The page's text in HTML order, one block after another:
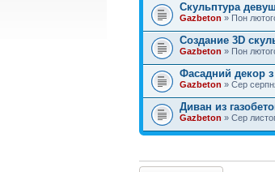
Скульптура
Gazbeton » Пон
Создание 3D
Gazbeton » Пон
Фасадний декор з
Gazbeton » Сер
Диван из
Gazbeton » Сер